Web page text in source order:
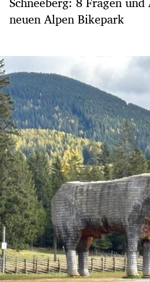
neuen Alpen Bikepark